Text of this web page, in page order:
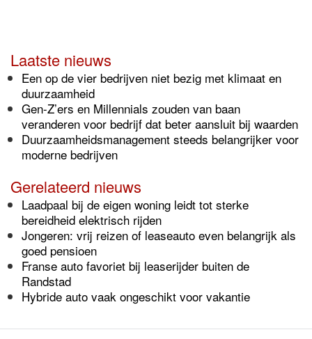
Laatste nieuws
Een op de vier bedrijven niet bezig met klimaat en
duurzaamheid
Gen-Z’ers en Millennials zouden van baan
veranderen voor bedrijf dat beter aansluit bij waarden
Duurzaamheidsmanagement steeds belangrijker voor
moderne bedrijven
Gerelateerd nieuws
Laadpaal bij de eigen woning leidt tot sterke
bereidheid elektrisch rijden
Jongeren: vrij reizen of leaseauto even belangrijk als
goed pensioen
Franse auto favoriet bij leaserijder buiten de
Randstad
Hybride auto vaak ongeschikt voor vakantie